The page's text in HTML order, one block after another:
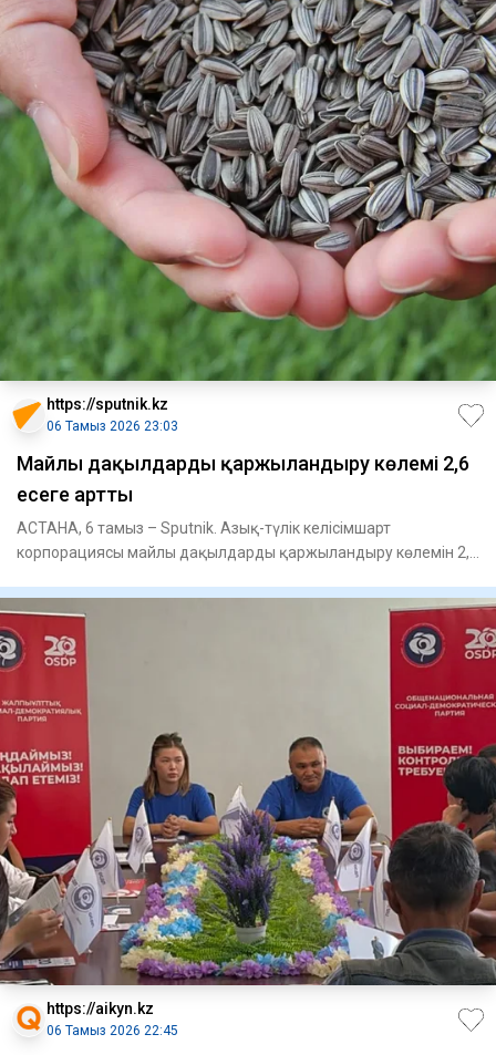
https://sputnik.kz
06 Тамыз 2026 23:03
Майлы дақылдарды қаржыландыру көлемі 2,6
есеге артты
АСТАНА, 6 тамыз – Sputnik. Азық-түлік келісімшарт
корпорациясы майлы дақылдарды қаржыландыру көлемін 2,6
https://aikyn.kz
06 Тамыз 2026 22:45